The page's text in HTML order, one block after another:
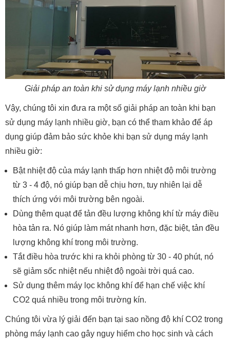
Giải pháp an toàn khi sử dụng máy lạnh nhiều giờ
Vậy, chúng tôi xin đưa ra một số giải pháp an toàn khi bạn
sử dụng máy lạnh nhiều giờ, bạn có thể tham khảo để áp
dụng giúp đảm bảo sức khỏe khi bạn sử dụng máy lạnh
nhiều giờ:
Bật nhiệt độ của máy lạnh thấp hơn nhiệt độ môi trường
từ 3 - 4 độ, nó giúp bạn dễ chịu hơn, tuy nhiên lại dễ
thích ứng với môi trường bên ngoài.
Dùng thêm quạt để tản đều lượng không khí từ máy điều
hòa tản ra. Nó giúp làm mát nhanh hơn, đặc biệt, tản đều
lượng không khí trong môi trường.
Tắt điều hòa trước khi ra khỏi phòng từ 30 - 40 phút, nó
sẽ giảm sốc nhiệt nếu nhiệt độ ngoài trời quá cao.
Sử dụng thêm máy lọc không khí để hạn chế việc khí
CO2 quá nhiều trong môi trường kín.
Chúng tôi vừa lý giải đến bạn tại sao nồng độ khí CO2 trong
phòng máy lạnh cao gây nguy hiểm cho học sinh và cách